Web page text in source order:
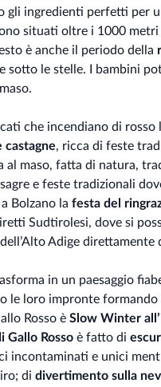
gli ingredienti perfetti per
situati oltre i 1000
è anche il periodo della
sotto le stelle. I bambini
che incendiano di rosso
castagne, ricca di feste
al maso, fatta di natura,
e feste tradizionali
Bolzano lafesta del
Sudtirolesi, dove si
Adige direttamente
in un paesaggio
le loro impronte
Rosso è Slow Winter
Gallo Rosso è fatto di
incontaminati e unici
didivertimento sulla